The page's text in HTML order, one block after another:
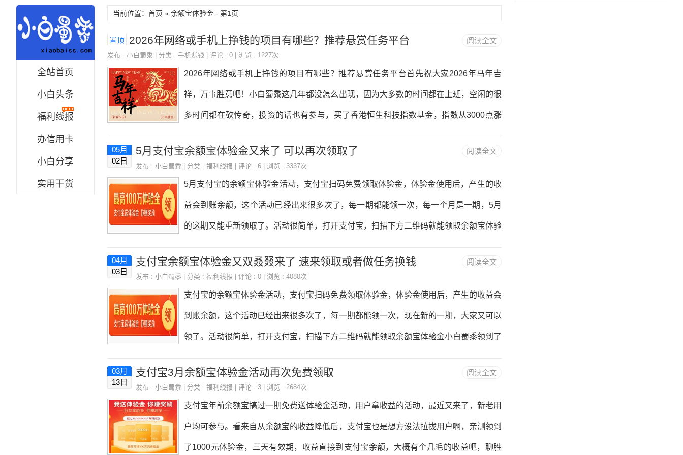
全站首页
小白头条
福利线报
办信用卡
小白分享
实用干货
当前位置：首页 » 余额宝体验金 - 第1页
阅读全文
置顶 2026年网络或手机上挣钱的项目有哪些？推荐悬赏任务平台
发布 : 小白蜀黍 | 分类 : 手机赚钱 | 评论 : 0 | 浏览 : 1227次
2026年网络或手机上挣钱的项目有哪些？推荐悬赏任务平台首先祝大家2026年马年吉
祥，万事胜意吧！小白蜀黍这几年都没怎么出现，因为大多数的时间都在上班，空闲的很
多时间都在砍传奇，投资的话也有参与，买了香港恒生科技指数基金，指数从3000点涨
降到5000点了，小白蜀黍的裤衩子都要亏没了，就算是仇人，知道小白蜀黍买的是恒生
阅读全文
05月
02日
5月支付宝余额宝体验金又来了 可以再次领取了
发布 : 小白蜀黍 | 分类 : 福利线报 | 评论 : 6 | 浏览 : 3337次
5月支付宝的余额宝体验金活动，支付宝扫码免费领取体验金，体验金使用后，产生的收
益会到账余额，这个活动已经出来很多次了，每一期都能领一次，每一个月是一期，5月
的这期又能重新领取了。活动很简单，打开支付宝，扫描下方二维码就能领取余额宝体验
动到账余额，300元体验金的话收益估计只有5分多钱。当然了，这些领取余额宝体验金
阅读全文
04月
03日
支付宝余额宝体验金又双叒叕来了 速来领取或者做任务换钱
发布 : 小白蜀黍 | 分类 : 福利线报 | 评论 : 0 | 浏览 : 4080次
支付宝的余额宝体验金活动，支付宝扫码免费领取体验金，体验金使用后，产生的收益会
到账余额，这个活动已经出来很多次了，每一期都能领一次，现在新的一期，大家又可以
领了。活动很简单，打开支付宝，扫描下方二维码就能领取余额宝体验金小白蜀黍领到了
的话收益估计只有5分多钱。那么标题说的做任务换钱是什么意思呢？那就是在悬赏任务
阅读全文
03月
13日
支付宝3月余额宝体验金活动再次免费领取
发布 : 小白蜀黍 | 分类 : 福利线报 | 评论 : 3 | 浏览 : 2684次
支付宝年前余额宝搞过一期免费送体验金活动，用户拿收益的活动，最近又来了，新老用
户均可参与。看来自从余额宝的收益降低后，支付宝也是想方设法拉拢用户啊，亲测领到
了1000元体验金，三天有效期，收益直接到支付宝余额，大概有个几毛的收益吧，聊胜